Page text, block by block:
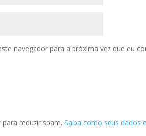
navegador para a próxima vez que eu
para reduzir spam.Saiba como seus dados